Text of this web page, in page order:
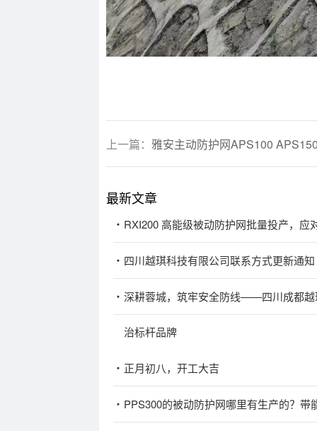
上一篇： 雅安主动防护网APS100
最新文章
RXI200 高能级被动防护网批量投产，应
四川越琪科技有限公司联系方式更新通知
深耕蓉城，筑牢安全防线——四川成都越
治标杆品牌
正月初八，开工大吉
PPS300的被动防护网哪里有生产的？带